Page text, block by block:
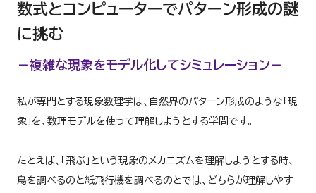
数式とコンピューターでパターン形成の謎
に挑む
－複雑な現象をモデル化してシミュレーション－
私が専門とする現象数理学は、自然界のパターン形成のような「現
象」を、数理モデルを使って理解しようとする学問です。
たとえば、「飛ぶ」という現象のメカニズムを理解しようとする時、
鳥を調べるのと紙飛行機を調べるのとでは、どちらが理解しやす